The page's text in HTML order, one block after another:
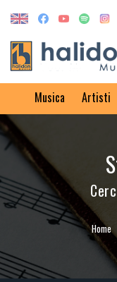
Musica Artisti
Home